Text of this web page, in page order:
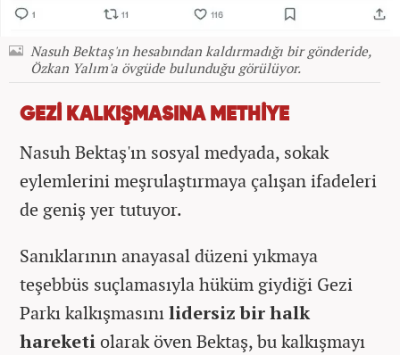
Nasuh Bektaş'ın hesabından kaldırmadığı bir gönderide,
Özkan Yalım'a övgüde bulunduğu görülüyor.
GEZİ KALKIŞMASINA METHİYE
Nasuh Bektaş'ın sosyal medyada, sokak
eylemlerini meşrulaştırmaya çalışan ifadeleri
de geniş yer tutuyor.
Sanıklarının anayasal düzeni yıkmaya
teşebbüs suçlamasıyla hüküm giydiği Gezi
Parkı kalkışmasınılidersiz bir halk
hareketiolarak öven Bektaş, bu kalkışmayı